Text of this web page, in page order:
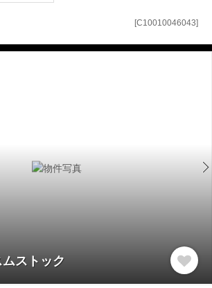
[C10010046043]
ストック